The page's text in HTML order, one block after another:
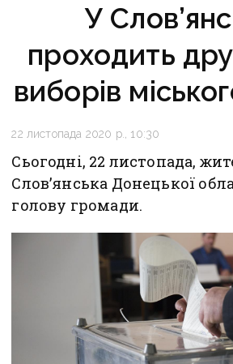
У
проходить
виборів
22 листопада 2020 р., 10:30
Сьогодні, 22 листопада,
Слов’янська Донецької
голову громади.